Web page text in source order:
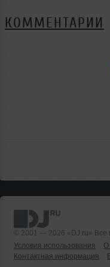
КОММЕНТАРИИ
© 2001 — 2026 «DJ.ru»
Условия использования
О
Контактная информация